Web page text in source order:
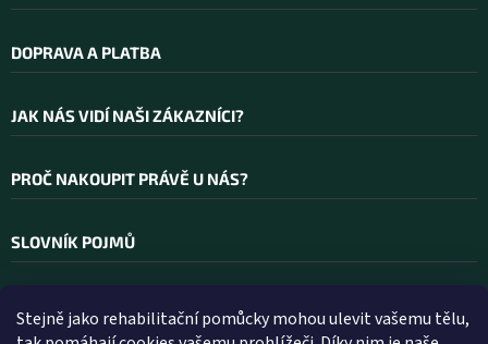
Stejně jako rehabilitační pomůcky mohou ulevit vašemu tělu,
DOPRAVA A PLATBA
JAK NÁS VIDÍ NAŠI ZÁKAZNÍCI?
PROČ NAKOUPIT PRÁVĚ U NÁS?
SLOVNÍK POJMŮ
Kontakt